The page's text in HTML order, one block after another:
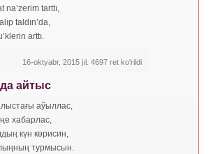
na’zerim tarttı,
taldın’da,
arttı.
16-oktyabr, 2015 jıl. 4697 ret ko'rildi
айтыс
аўыллас,
хабарлас,
күн көрисин,
турмысын.